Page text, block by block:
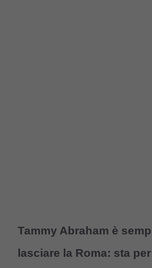
Tammy Abraham è
lasciare la Roma: sta